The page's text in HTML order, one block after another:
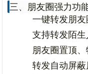
三、朋友圈强力功
一键转发朋
支持转发陌
朋友圈置顶
转发自动屏